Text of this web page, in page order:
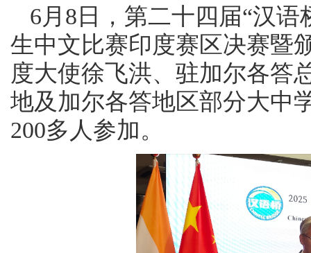
6月8日，第二十四届“汉
生中文比赛印度赛区决赛暨
度大使徐飞洪、驻加尔各答
地及加尔各答地区部分大中
200多人参加。